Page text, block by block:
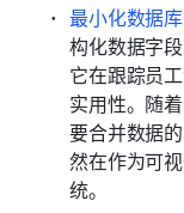
最小化数据库
构化数据字
它在跟踪员
实用性。随
要合并数据
然在作为可
统。